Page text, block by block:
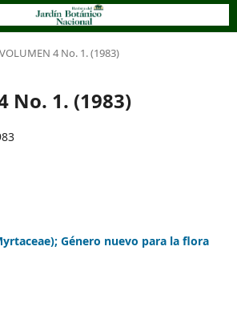
VOLUMEN 4 No. 1. (1983)
No. 1. (1983)
Género nuevo para la flora